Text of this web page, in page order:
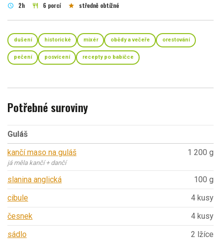
schedule 2h restaurant 6 porcí star středně obtížné
dušení historické mixér obědy a večeře orestování
pečení posvícení recepty po babičce
Potřebné suroviny
Guláš
kančí maso na guláš
já měla kančí + dančí
1 200 g
slanina anglická
100 g
cibule
4 kusy
česnek
4 kusy
sádlo
2 lžíce